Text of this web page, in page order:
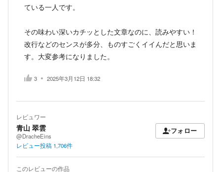
ている一人です。
その味わい深いカチッとした文章なのに、読みやすい！
改行などのセンスが多分、ものすごくイイんだと思いま
す。大変参考になりました。
3 2025年3月12日 18:32
レビュワー
青山 翠雲
@DracheEins
フォロー
レビュー投稿 1,706件
このレビューの作品